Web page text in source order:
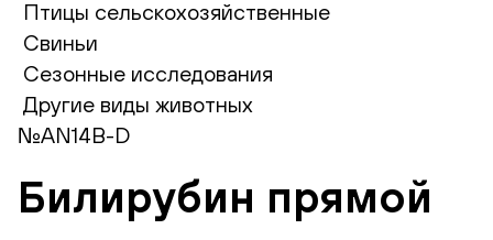
Птицы сельскохозяйственные
Свиньи
Сезонные исследования
Другие виды животных
№AN14B-D
Билирубин прямой